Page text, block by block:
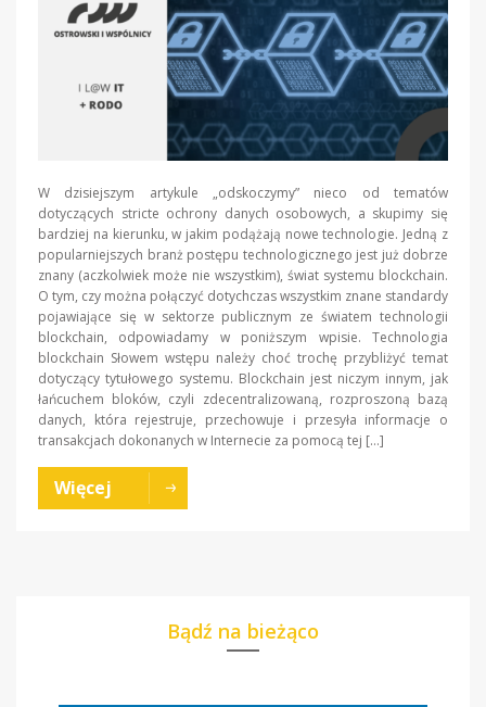
W dzisiejszym artykule „odskoczymy” nieco od tematów
dotyczących stricte ochrony danych osobowych, a skupimy się
bardziej na kierunku, w jakim podążają nowe technologie. Jedną z
popularniejszych branż postępu technologicznego jest już dobrze
znany (aczkolwiek może nie wszystkim), świat systemu blockchain.
O tym, czy można połączyć dotychczas wszystkim znane standardy
pojawiające się w sektorze publicznym ze światem technologii
blockchain, odpowiadamy w poniższym wpisie. Technologia
blockchain Słowem wstępu należy choć trochę przybliżyć temat
dotyczący tytułowego systemu. Blockchain jest niczym innym, jak
łańcuchem bloków, czyli zdecentralizowaną, rozproszoną bazą
danych, która rejestruje, przechowuje i przesyła informacje o
transakcjach dokonanych w Internecie za pomocą tej […]
Więcej
Bądź na bieżąco